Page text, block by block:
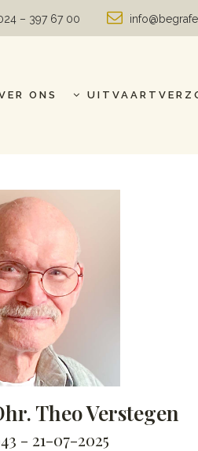
– 397 67 00
ONS
Theo Verstegen
- 21-07-2025